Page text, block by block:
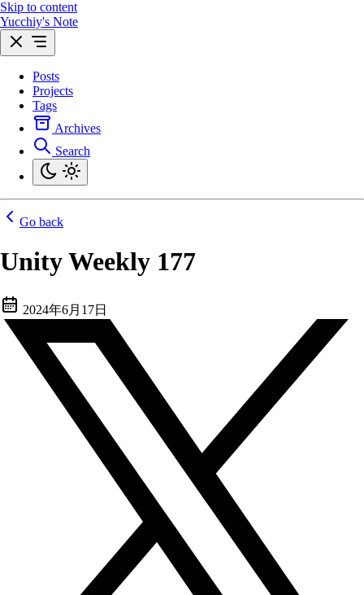
Skip to content
Yucchiy's Note
Posts
Projects
Tags
Archives
Search
Go back
Unity Weekly 177
2024年6月17日